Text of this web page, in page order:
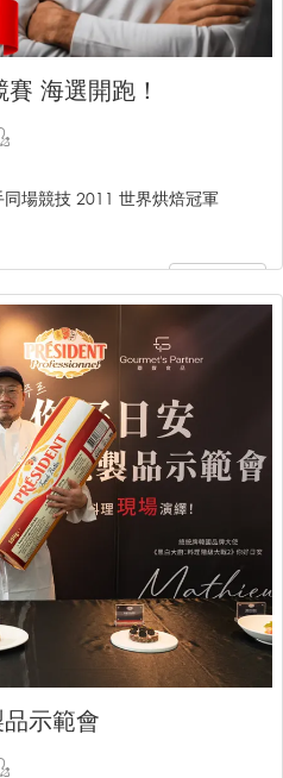
海選開跑！
場競技 2011 世界烘焙冠軍
示範會